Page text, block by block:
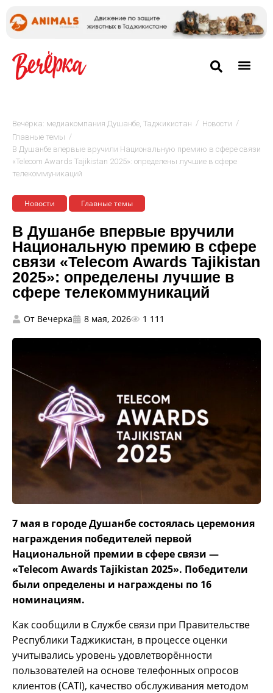
Вечёрка: медиакомпания Душанбе, Таджикистан / Новости /
Главные темы /
В Душанбе впервые вручили Национальную премию в сфере связи
«Telecom Awards Tajikistan 2025»: определены лучшие в сфере
телекоммуникаций
Новости Главные темы
В Душанбе впервые вручили
Национальную премию в сфере
связи «Telecom Awards Tajikistan
2025»: определены лучшие в
сфере телекоммуникаций
От Вечерка 8 мая, 2026 1 111
7 мая в городе Душанбе состоялась церемония
награждения победителей первой
Национальной премии в сфере связи —
«Telecom Awards Tajikistan 2025». Победители
были определены и награждены по 16
номинациям.
Как сообщили в Службе связи при Правительстве
Республики Таджикистан, в процессе оценки
учитывались уровень удовлетворённости
пользователей на основе телефонных опросов
клиентов (CATI), качество обслуживания методом